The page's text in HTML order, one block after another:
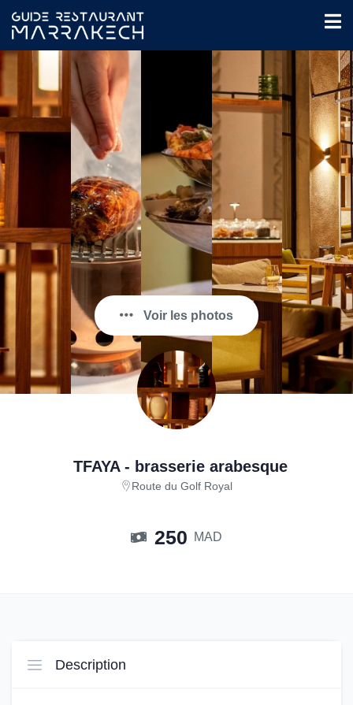
Voir les photos
TFAYA - brasserie arabesque
Route du Golf Royal
250 MAD
Description